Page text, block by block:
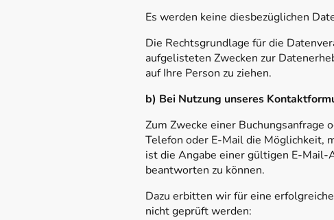
Es werden keine diesbezüglichen
Die Rechtsgrundlage für die
aufgelisteten Zwecken zur
auf Ihre Person zu ziehen.
b) Bei Nutzung unseres
Zum Zwecke einer
Telefon oder E-Mail die Möglichkeit,
ist die Angabe einer gültigen E-
beantworten zu können.
Dazu erbitten wir für eine
nicht geprüft werden: